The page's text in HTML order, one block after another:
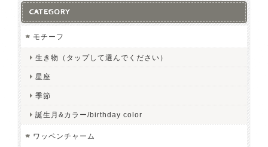
CATEGORY
モチーフ
生き物（タップして選んでください）
星座
季節
誕生月&カラー/birthday color
ワッペンチャーム